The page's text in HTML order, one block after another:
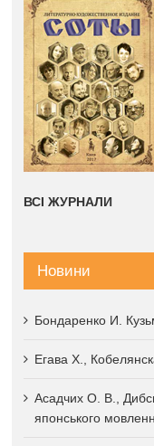
ВСІ ЖУРНАЛИ
Новини
Бондаренко И.
Егава Х.,
Асадчих О. В.,
японського